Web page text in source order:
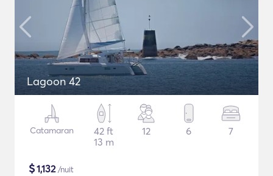
Lagoon 42
Catamaran
42 ft
13 m
12 6 7
$1,132/nuit